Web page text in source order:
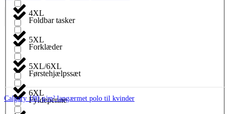
Foldbar tasker
Forklæder
Førstehjælpssæt
Fyldepenne
4XL
5XL
5XL/6XL
6XL
Calgary 180 g/m² langærmet polo til kvinder